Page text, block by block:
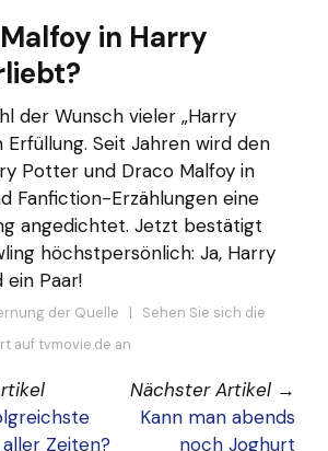
in Harry
der Wunsch vieler „Harry
Erfüllung. Seit Jahren wird den
Potter und Draco Malfoy in
Fanfiction-Erzählungen eine
angedichtet. Jetzt bestätigt
höchstpersönlich: Ja, Harry
ein Paar!
der Quelle | Sehen Sie sich die
auf tvmovie.de an
Zeiten?
Nächster Artikel →
Kann man abends
noch Joghurt